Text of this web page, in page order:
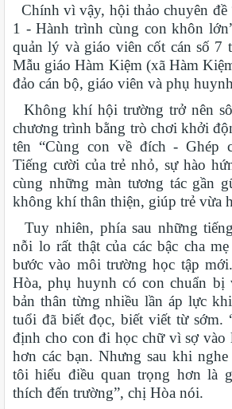
Chính vì vậy, hội thảo chuyên đề
1 - Hành trình cùng con khôn
quản lý và giáo viên cốt cán số 7
Mẫu giáo Hàm Kiệm (xã Hàm
đảo cán bộ, giáo viên và phụ
Không khí hội trường trở nên
chương trình bằng trò chơi khởi
tên “Cùng con về đích - Ghép
Tiếng cười của trẻ nhỏ, sự hào
cùng những màn tương tác gần
không khí thân thiện, giúp trẻ vừa
Tuy nhiên, phía sau những
nỗi lo rất thật của các bậc cha
bước vào môi trường học tập
Hòa, phụ huynh có con chuẩn bị
bản thân từng nhiều lần áp lực
tuổi đã biết đọc, biết viết từ sớm.
định cho con đi học chữ vì sợ vào
hơn các bạn. Nhưng sau khi
tôi hiểu điều quan trọng hơn là
thích đến trường”, chị Hòa nói.